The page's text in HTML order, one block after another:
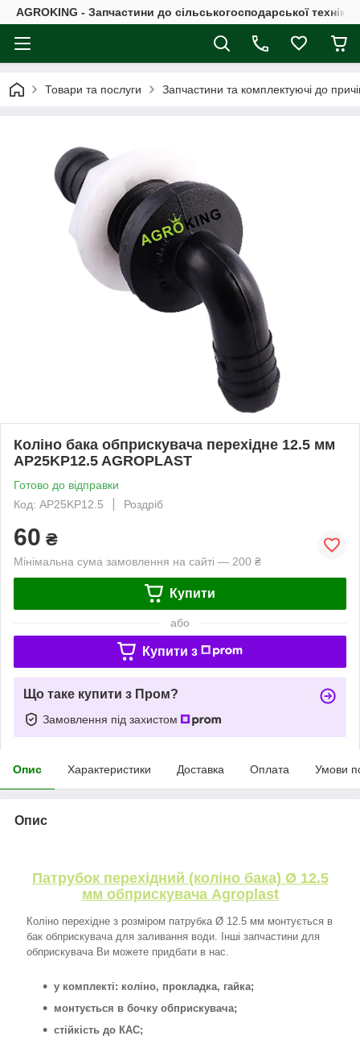
AGROKING - Запчастини до сільськогосподарської
Товари та послуги Запчастини та комплектуючі до
Коліно бака обприскувача перехідне 12.5 мм
AP25KP12.5 AGROPLAST
Готово до відправки
Код: AP25KP12.5
Роздріб
60 ₴
Мінімальна сума замовлення на сайті — 200 ₴
Купити
або
Купити з
Що таке купити з Пром?
Замовлення під захистом
Опис Характеристики Доставка Оплата Умови
Опис
Патрубок перехідний (коліно бака) Ø 12.5
мм обприскувача Agroplast
Коліно перехідне з розміром патрубка Ø 12.5 мм монтується в
бак обприскувача для заливання води. Інші запчастини для
обприскувача Ви можете придбати в нас.
у комплекті: коліно, прокладка, гайка;
монтується в бочку обприскувача;
стійкість до КАС;